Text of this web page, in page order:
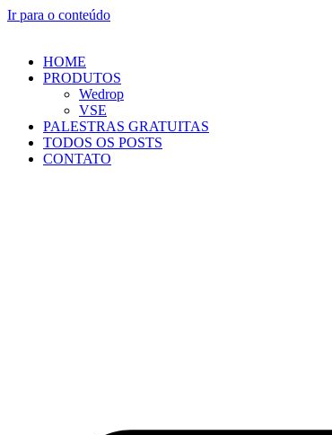
Ir para o conteúdo
HOME
PRODUTOS
Wedrop
VSE
PALESTRAS GRATUITAS
TODOS OS POSTS
CONTATO